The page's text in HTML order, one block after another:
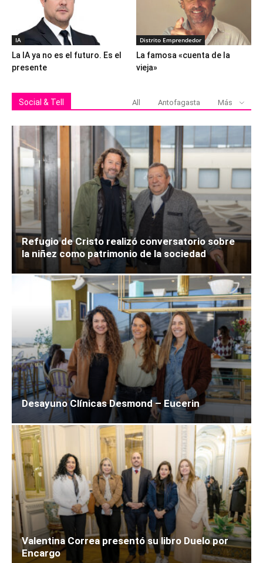
IA
La IA ya no es el futuro. Es el
presente
Distrito Emprendedor
La famosa «cuenta de la
vieja»
Social & Tell All Antofagasta Más
Refugio de Cristo realizó conversatorio sobre
la niñez como patrimonio de la sociedad
Desayuno Clínicas Desmond – Eucerin
Valentina Correa presentó su libro Duelo por
Encargo